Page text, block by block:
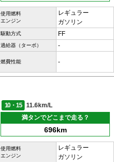
使用燃料
エンジン
レギュラー
ガソリン
駆動方式 FF
過給器（ターボ） -
燃費性能 -
10・15
11.6km/L
満タンでどこまで走る？
696km
使用燃料
エンジン
レギュラー
ガソリン